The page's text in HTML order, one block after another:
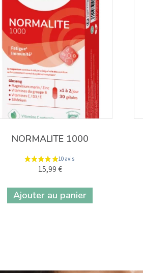
NORMALITE 1000
15,99 €
Ajouter au panier